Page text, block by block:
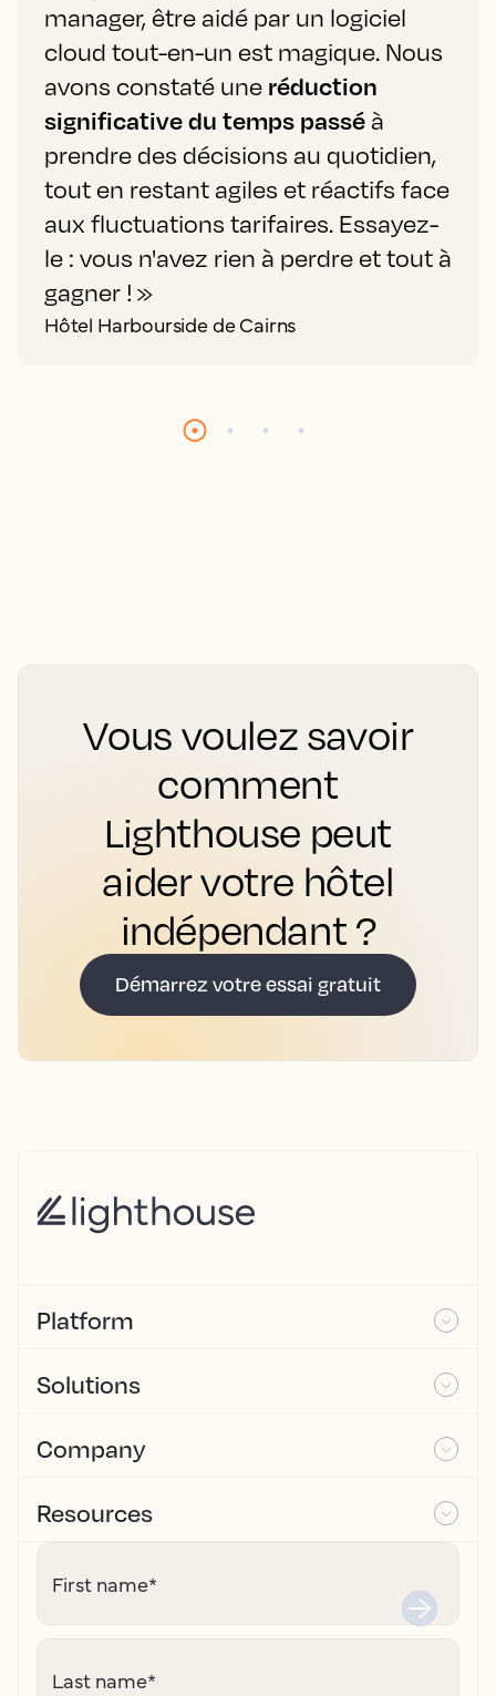
manager, être aidé par un logiciel
cloud tout-en-un est magique. Nous
avons constaté une réduction
significative du temps passé à
prendre des décisions au quotidien,
tout en restant agiles et réactifs face
aux fluctuations tarifaires. Essayez-
le : vous n'avez rien à perdre et tout à
gagner ! »
Hôtel Harbourside de Cairns
Vous voulez savoir
comment
Lighthouse peut
aider votre hôtel
indépendant ?
Démarrez votre essai gratuit
Platform
Solutions
Company
Resources
First name*
Last name*